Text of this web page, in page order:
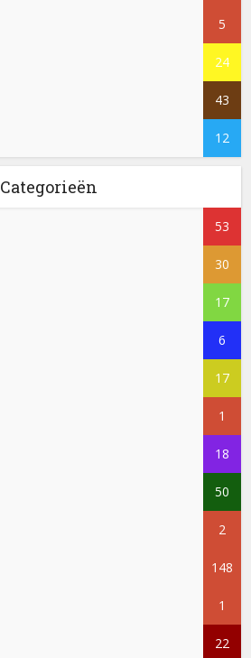
5
24
43
12
Categorieën
53
30
17
6
17
1
18
50
2
148
1
22